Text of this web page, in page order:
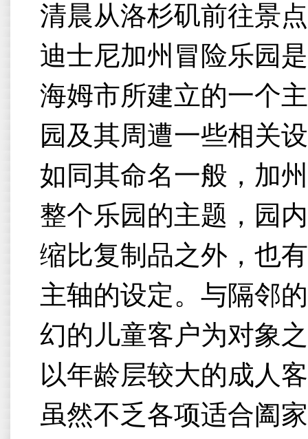
清晨从洛杉矶前往景
迪士尼加州冒险乐园
海姆市所建立的一个
园及其周遭一些相关
如同其命名一般，加
整个乐园的主题，园
缩比复制品之外，也
主轴的设定。与隔邻
幻的儿童客户为对象
以年龄层较大的成人
虽然不乏各项适合阖